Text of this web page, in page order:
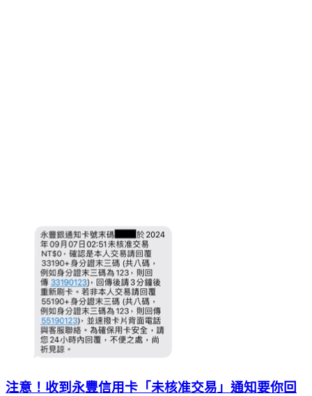
注意！收到永豐信用卡「未核准交易」通知要你回